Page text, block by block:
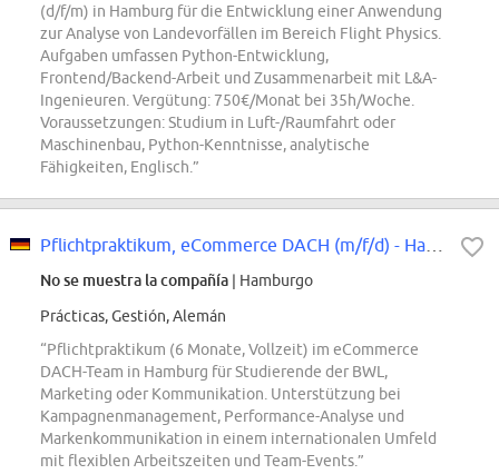
(d/f/m) in Hamburg für die Entwicklung einer Anwendung
zur Analyse von Landevorfällen im Bereich Flight Physics.
Aufgaben umfassen Python-Entwicklung,
Frontend/Backend-Arbeit und Zusammenarbeit mit L&A-
Ingenieuren. Vergütung: 750€/Monat bei 35h/Woche.
Voraussetzungen: Studium in Luft-/Raumfahrt oder
Maschinenbau, Python-Kenntnisse, analytische
Fähigkeiten, Englisch.”
No se muestra la compañía | Hamburgo
Prácticas, Gestión, Alemán
“Pflichtpraktikum (6 Monate, Vollzeit) im eCommerce
DACH-Team in Hamburg für Studierende der BWL,
Marketing oder Kommunikation. Unterstützung bei
Kampagnenmanagement, Performance-Analyse und
Markenkommunikation in einem internationalen Umfeld
mit flexiblen Arbeitszeiten und Team-Events.”